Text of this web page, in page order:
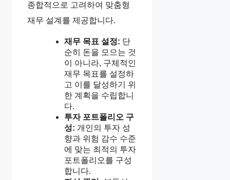
종합적으로 고려하여 맞춤형
재무 설계를 제공합니다.
재무 목표 설정: 단
순히 돈을 모으는 것
이 아니라, 구체적인
재무 목표를 설정하
고 이를 달성하기 위
한 계획을 수립합니
다.
투자 포트폴리오 구
성: 개인의 투자 성
향과 위험 감수 수준
에 맞는 최적의 투자
포트폴리오를 구성
합니다.